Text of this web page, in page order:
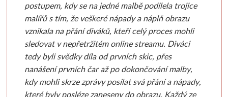
Speciální
V sadě
Přírodní
Figuríny
Pravítka
Ostatní pomůcky
Pouzdra a deskyZávěsné systémy
Formátování na míru
Procesisté
Akvarelové
Bločky, štítky, etikety
Samolepicí bločky
Unico
Kolinsky
Sady štětců
postupem, kdy se na jedné malbě podílela trojice
malířů s tím, že veškeré nápady a náplň obrazu
vznikala na přání diváků, kteří celý proces mohli
sledovat v nepřetržitém online streamu. Diváci
tedy byli svědky díla od prvních skic, přes
nanášení prvních čar až po dokončování malby,
kdy mohli skrze zprávy posílat svá přání a nápady,
které byly posléze zaneseny do obrazu. Každý ze